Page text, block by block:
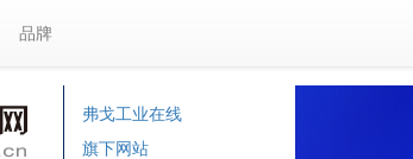
品牌
弗戈工业在线
旗下网站